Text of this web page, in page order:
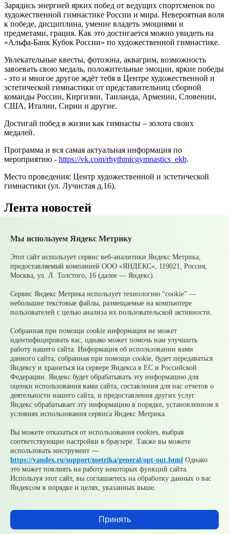
Зарядись энергией ярких побед от ведущих спортсменок по
художественной гимнастике России и мира. Невероятная воля
к победе, дисциплина, умение владеть эмоциями и
предметами, грация. Как это достигается можно увидеть на
«Альфа-Банк Кубок России» по художественной гимнастике.
Увлекательные квесты, фотозона, аквагрим, возможность
завоевать свою медаль, положительные эмоции, яркие победы
- это и многое другое ждёт тебя в Центре художественной и
эстетической гимнастики от представительниц сборной
команды России, Киргизии, Таиланда, Армении, Словении,
США, Италии, Сирии и другие.
Достигай побед в жизни как гимнасты – золота своих
медалей.
Программа и вся самая актуальная информация по
мероприятию - https://vk.com/rhythmicgymnastics_ekb.
Место проведения: Центр художественной и эстетической
гимнастики (ул. Лучистая д.16).
Лента новостей
Молодежной биржи труда – 2026!
07 августаОжидаются сильные ливни
05 августаСупруги могут получать социальные
05 августаНалоги на имущество детей: как родителям
контролировать счета и избежать принудительного
взыскания
удобнее с помощью онлайн – калькулятора НДФЛ
05 августаГроза приближается: как обезопасить себя и
своих близких?
Мы используем Яндекс Метрику
Этот сайт использует сервис веб-аналитики Яндекс Метрика,
предоставляемый компанией ООО «ЯНДЕКС», 119021, Россия,
Москва, ул. Л. Толстого, 16 (далее — Яндекс).
Сервис Яндекс Метрика использует технологию “cookie” —
небольшие текстовые файлы, размещаемые на компьютере
пользователей с целью анализа их пользовательской активности.
Собранная при помощи cookie информация не может
идентифицировать вас, однако может помочь нам улучшить
работу нашего сайта. Информация об использовании вами
данного сайта, собранная при помощи cookie, будет передаваться
Яндексу и храниться на сервере Яндекса в ЕС и Российской
Федерации. Яндекс будет обрабатывать эту информацию для
оценки использования вами сайта, составления для нас отчетов о
деятельности нашего сайта, и предоставления других услуг.
Яндекс обрабатывает эту информацию в порядке, установленном в
условиях использования сервиса Яндекс Метрика.
Вы можете отказаться от использования cookies, выбрав
соответствующие настройки в браузере. Также вы можете
использовать инструмент —
https://yandex.ru/support/metrika/general/opt-out.html Однако
это может повлиять на работу некоторых функций сайта.
Используя этот сайт, вы соглашаетесь на обработку данных о вас
Яндексом в порядке и целях, указанных выше.
Принять
© 2026 Официальный сайт Муниципального округа
Среднеуральск Свердловской области
Карта сайта Архив
Ваше сообщение отправлено
Приемная главы
Согласен(а) на обработку, хранение и направление моих